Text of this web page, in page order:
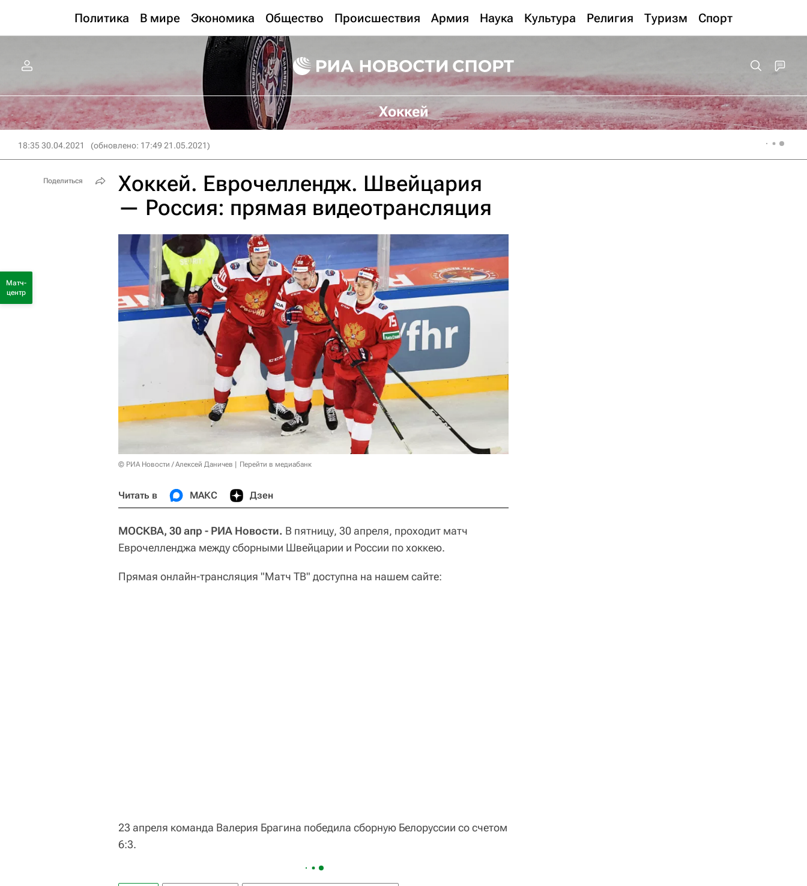
Политика В мире Экономика Общество Происшествия Армия Наука Культура Религия Туризм Спорт
Хоккей
18:35 30.04.2021 (обновлено: 17:49 21.05.2021)
Хоккей. Еврочеллендж. Швейцария
— Россия: прямая видеотрансляция
© РИА Новости / Алексей Даничев Перейти в медиабанк
Читать в МАКС Дзен
МОСКВА, 30 апр - РИА Новости. В пятницу, 30 апреля, проходит матч
Еврочелленджа между сборными Швейцарии и России по хоккею.
Прямая онлайн-трансляция "Матч ТВ" доступна на нашем сайте:
23 апреля команда Валерия Брагина победила сборную Белоруссии со счетом
6:3.
Поделиться
Матч-
центр